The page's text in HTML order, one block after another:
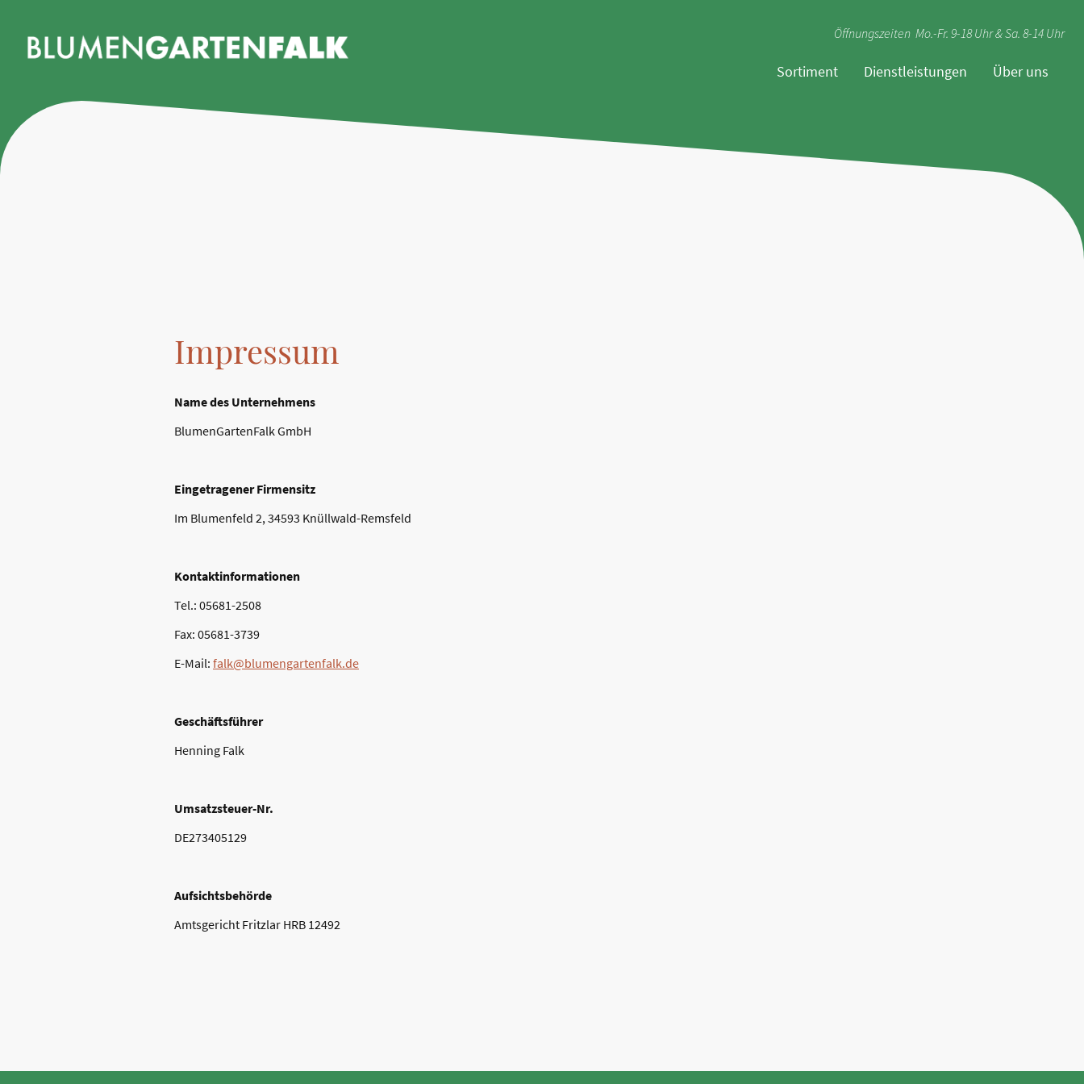
Öffnungszeiten Mo.-Fr. 9-18 Uhr & Sa. 8-14 Uhr
Sortiment Dienstleistungen Über uns
Impressum
Name des Unternehmens
BlumenGartenFalk GmbH
Eingetragener Firmensitz
Im Blumenfeld 2, 34593 Knüllwald-Remsfeld
Kontaktinformationen
Tel.: 05681-2508
Fax: 05681-3739
E-Mail: falk@blumengartenfalk.de
Geschäftsführer
Henning Falk
Umsatzsteuer-Nr.
DE273405129
Aufsichtsbehörde
Amtsgericht Fritzlar HRB 12492